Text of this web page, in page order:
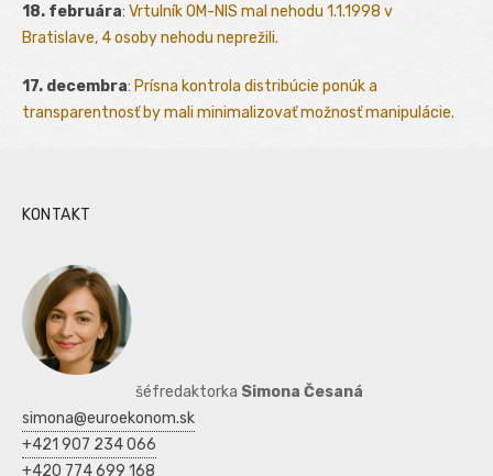
18. februára: Vrtulník OM-NIS mal nehodu 1.1.1998 v
Bratislave, 4 osoby nehodu neprežili.
17. decembra: Prísna kontrola distribúcie ponúk a
transparentnosť by mali minimalizovať možnosť manipulácie.
KONTAKT
šéfredaktorka Simona Česaná
simona@euroekonom.sk
+421 907 234 066
+420 774 699 168